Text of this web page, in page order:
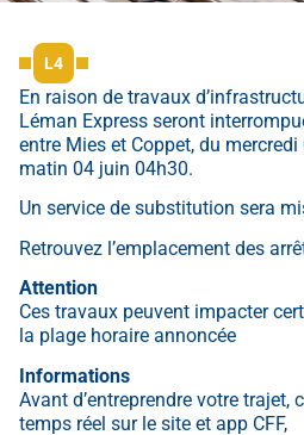
L4
En raison de travaux
Léman Express seront
entre Mies et Coppet, du
matin 04 juin 04h30.
Un service de substitution sera
Retrouvez l’emplacement des
Attention
Ces travaux peuvent impacter
la plage horaire annoncée
Informations
Avant d’entreprendre votre trajet,
temps réel sur le site et app CFF,